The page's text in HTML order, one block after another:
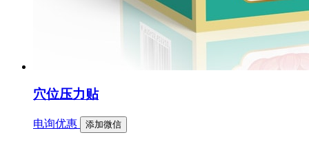
穴位压力贴
电询优惠 添加微信